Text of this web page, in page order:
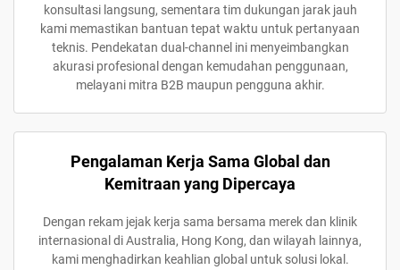
konsultasi langsung, sementara tim dukungan jarak jauh
kami memastikan bantuan tepat waktu untuk pertanyaan
teknis. Pendekatan dual-channel ini menyeimbangkan
akurasi profesional dengan kemudahan penggunaan,
melayani mitra B2B maupun pengguna akhir.
Pengalaman Kerja Sama Global dan
Kemitraan yang Dipercaya
Dengan rekam jejak kerja sama bersama merek dan klinik
internasional di Australia, Hong Kong, dan wilayah lainnya,
kami menghadirkan keahlian global untuk solusi lokal.